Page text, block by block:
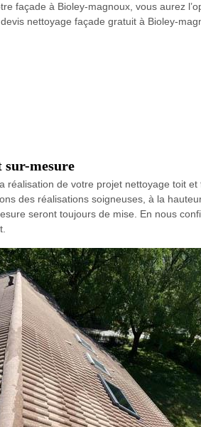
façade à Bioley-magnoux, vous aurez
nettoyage façade gratuit à Bioley-
sur-mesure
de votre projet nettoyage toit et
des réalisations soigneuses, à la
seront toujours de mise. En nous